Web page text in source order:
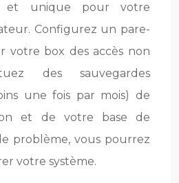
et unique pour votre
Configurez un pare-
votre box des accès non
des sauvegardes
une fois par mois) de
et de votre base de
problème, vous pourrez
votre système.